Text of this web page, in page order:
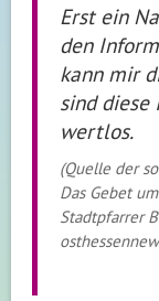
Erst ein
den
kann mir
sind
wertlos.
(Quelle der
Das Gebet
Stadtpfarrer